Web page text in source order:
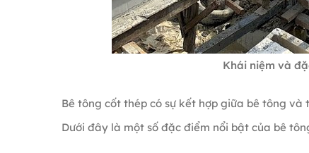
Khái niệm và
Bê tông cốt thép có sự kết hợp giữa bê tông
Dưới đây là một số đặc điểm nổi bật của bê